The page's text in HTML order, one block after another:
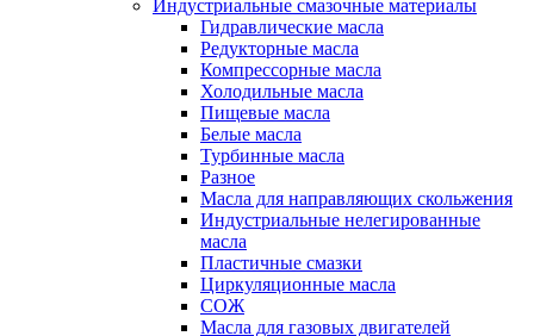
Индустриальные смазочные материалы
Гидравлические масла
Редукторные масла
Компрессорные масла
Холодильные масла
Пищевые масла
Белые масла
Турбинные масла
Разное
Масла для направляющих скольжения
Индустриальные нелегированные
масла
Пластичные смазки
Циркуляционные масла
СОЖ
Масла для газовых двигателей